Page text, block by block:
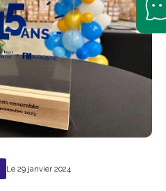
Le 29 janvier 2024